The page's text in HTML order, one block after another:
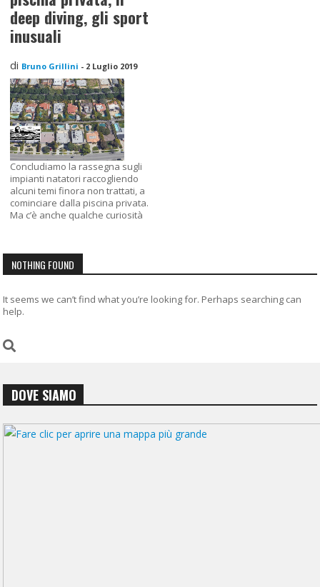
deep diving, gli sport
inusuali
di Bruno Grillini - 2 Luglio 2019
Concludiamo la rassegna sugli
impianti natatori raccogliendo
alcuni temi finora non trattati, a
cominciare dalla piscina privata.
Ma c’è anche qualche curiosità
NOTHING FOUND
It seems we can’t find what you’re looking for. Perhaps searching can
help.
DOVE SIAMO